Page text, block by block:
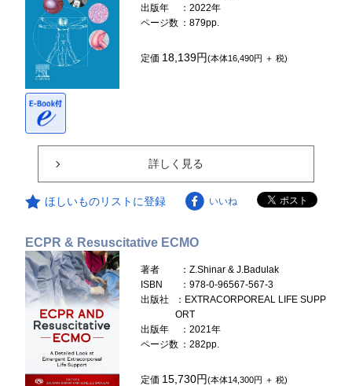
出版年
：2022年
ページ数 ：879pp.
定価 18,139円(本体16,490円 ＋ 税)
詳しく見る
ほしいものリストに登録 いいね
ECPR & Resuscitative ECMO
著者
：Z.Shinar & J.Badulak
ISBN
：978-0-96567-567-3
出版社
：EXTRACORPOREAL LIFE SUPP
ORT
出版年
：2021年
ページ数 ：282pp.
定価 15,730円(本体14,300円 ＋ 税)